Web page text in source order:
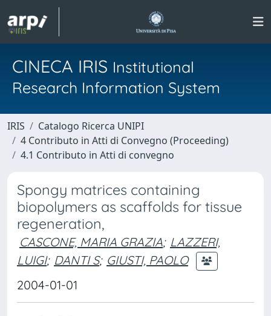
CINECA IRIS Institutional
Research Information System
IRIS
Catalogo Ricerca UNIPI
4 Contributo in Atti di Convegno (Proceeding)
4.1 Contributo in Atti di convegno
Spongy matrices containing
biopolymers as scaffolds for tissue
regeneration,
CASCONE, MARIA GRAZIA; LAZZERI,
LUIGI; DANTI S; GIUSTI, PAOLO
2004-01-01